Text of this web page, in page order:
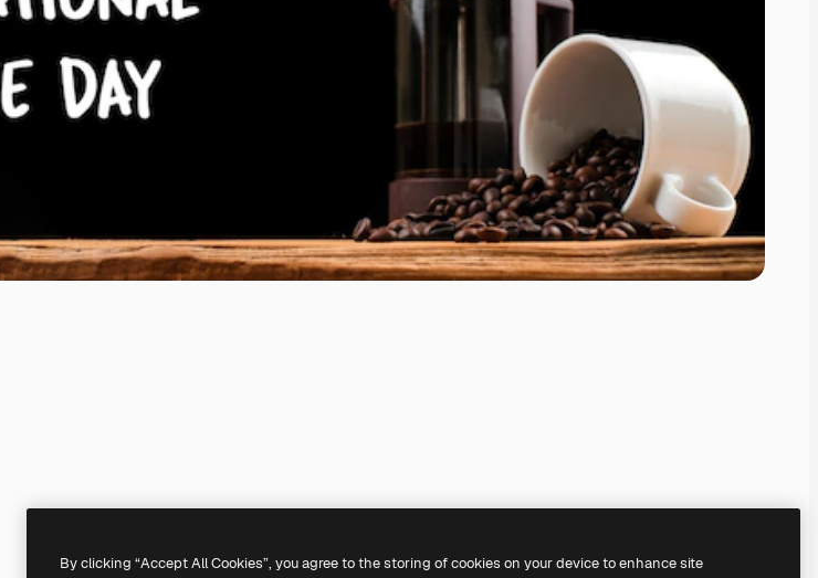
By clicking “Accept All Cookies”, you agree to the storing of cookies on your device to enhance site